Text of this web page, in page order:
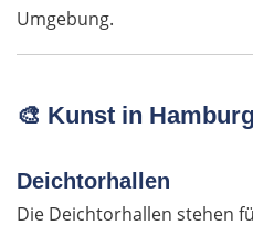
Umgebung.
🎨 Kunst in Hamburg
Deichtorhallen
Die Deichtorhallen stehen